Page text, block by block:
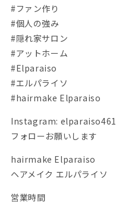
#ファン作り
#個人の強み
#隠れ家サロン
#アットホーム
#Elparaiso
#エルパライソ
#hairmake Elparaiso
Instagram: elparaiso461
フォローお願いします
hairmake Elparaiso
ヘアメイク エルパライソ
営業時間